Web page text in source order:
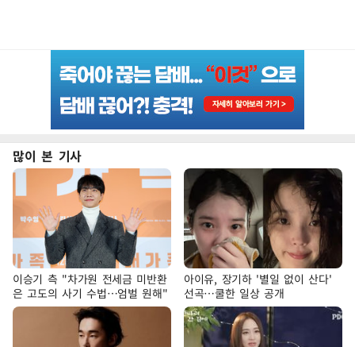
많이 본 기사
이승기 측 "차가원 전세금 미반환
은 고도의 사기 수법…엄벌 원해"
아이유, 장기하 '별일 없이 산다'
선곡…쿨한 일상 공개